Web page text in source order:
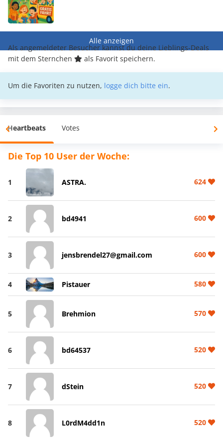
Alle anzeigen
Als angemeldeter Besucher kannst du deine Lieblings-Deals
mit dem Sternchen
als Favorit speichern.
Um die Favoriten zu nutzen, logge dich bitte ein.
Heartbeats Votes
Die Top 10 User der Woche:
1 ASTRA. 624
2 bd4941 600
3 jensbrendel27@gmail.com 600
4 Pistauer 580
5 Brehmion 570
6 bd64537 520
7 dStein 520
8 L0rdM4dd1n 520